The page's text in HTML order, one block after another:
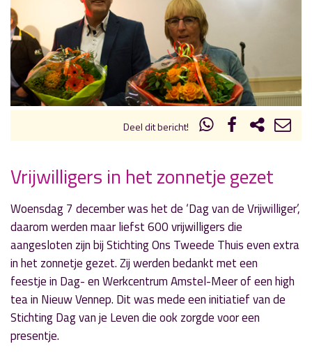
Vorig uur uur 1 van x
Inklappen
Deel dit bericht!
« Vorig nieuwsbericht
Uitslag onderzoek kunstgrasvelden bekend
8 december 2016
» Volgend nieuwsbericht
Sportuitslagen weekend 10 en 11 december
11 december 2016
Vrijwilligers in het zonnetje gezet
Woensdag 7 december was het de ‘Dag van de Vrijwilliger’,
daarom werden maar liefst 600 vrijwilligers die
aangesloten zijn bij Stichting Ons Tweede Thuis even extra
in het zonnetje gezet. Zij werden bedankt met een
feestje in Dag- en Werkcentrum Amstel-Meer of een high
tea in Nieuw Vennep. Dit was mede een initiatief van de
Stichting Dag van je Leven die ook zorgde voor een
presentje.